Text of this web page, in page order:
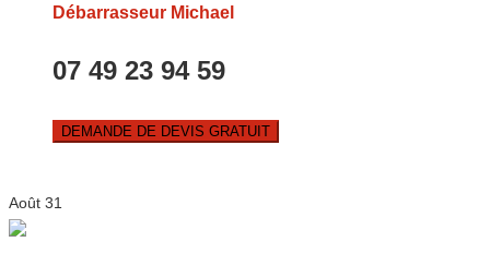
Débarrasseur Michael
07 49 23 94 59
DEMANDE DE DEVIS GRATUIT
Août 31